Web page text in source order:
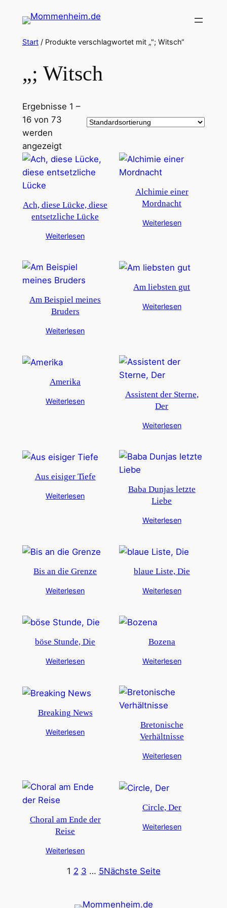
Inhalt
springen
Start/ Produkte verschlagwortet mit „"; Witsch“
„; Witsch
Ergebnisse 1 –
16 von 73
werden
angezeigt
Ach, diese Lücke, diese
entsetzliche Lücke
Weiterlesen
Alchimie einer
Mordnacht
Weiterlesen
Am Beispiel meines
Bruders
Weiterlesen
Am liebsten gut
Weiterlesen
Amerika
Weiterlesen
Assistent der Sterne,
Der
Weiterlesen
Aus eisiger Tiefe
Weiterlesen
Baba Dunjas letzte
Liebe
Weiterlesen
Bis an die Grenze
Weiterlesen
blaue Liste, Die
Weiterlesen
böse Stunde, Die
Weiterlesen
Bozena
Weiterlesen
Breaking News
Weiterlesen
Bretonische
Verhältnisse
Weiterlesen
Choral am Ende der
Reise
Weiterlesen
Circle, Der
Weiterlesen
1 2 3 … 5Nächste Seite